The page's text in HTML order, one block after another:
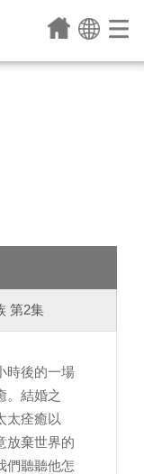
第2集
時後的一場
。結婚之
太痊癒以
放棄世界的
們聽聽他怎